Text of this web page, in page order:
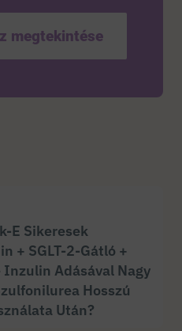
megtekintése
E Sikeresek
+ SGLT-2-Gátló +
Adásával Nagy
Hosszú
Után?